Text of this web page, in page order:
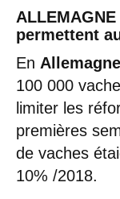
permettent
En Allemagne
100 000
limiter les
premières
de vaches
10% /2018.